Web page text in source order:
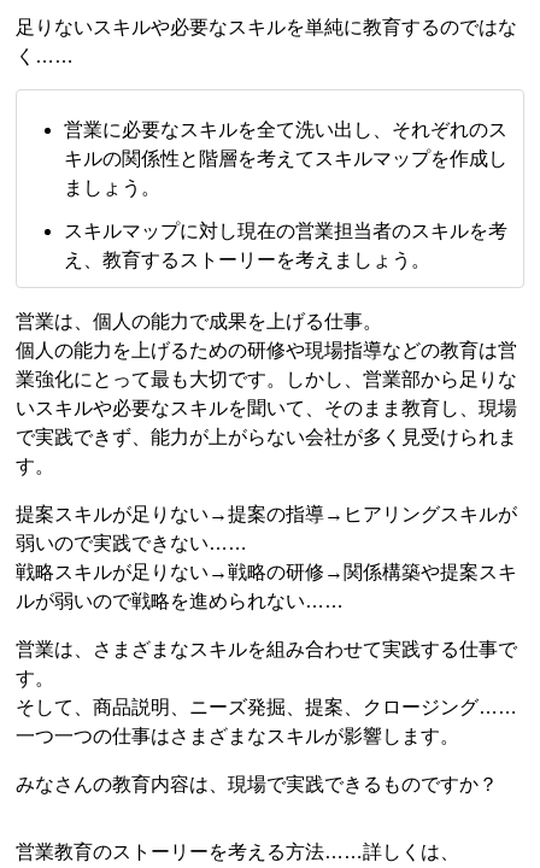
足りないスキルや必要なスキルを単純に教育するのではな
く……
営業に必要なスキルを全て洗い出し、それぞれのス
キルの関係性と階層を考えてスキルマップを作成し
ましょう。
スキルマップに対し現在の営業担当者のスキルを考
え、教育するストーリーを考えましょう。
営業は、個人の能力で成果を上げる仕事。
個人の能力を上げるための研修や現場指導などの教育は営
業強化にとって最も大切です。しかし、営業部から足りな
いスキルや必要なスキルを聞いて、そのまま教育し、現場
で実践できず、能力が上がらない会社が多く見受けられま
す。
提案スキルが足りない→提案の指導→ヒアリングスキルが
弱いので実践できない……
戦略スキルが足りない→戦略の研修→関係構築や提案スキ
ルが弱いので戦略を進められない……
営業は、さまざまなスキルを組み合わせて実践する仕事で
す。
そして、商品説明、ニーズ発掘、提案、クロージング……
一つ一つの仕事はさまざまなスキルが影響します。
みなさんの教育内容は、現場で実践できるものですか？
営業教育のストーリーを考える方法……詳しくは、